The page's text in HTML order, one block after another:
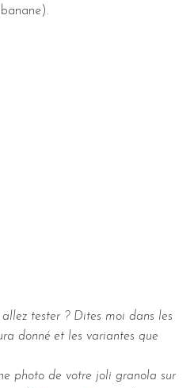
tester ? Dites moi dans les
donné et les variantes que
photo de votre joli granola sur